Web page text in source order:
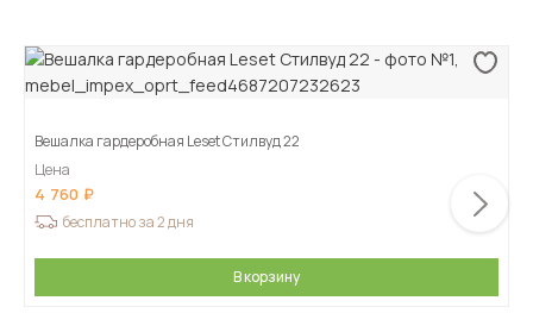
Вешалка гардеробная Leset Стилвуд 22
Цена
4 760
бесплатно за 2 дня
В корзину